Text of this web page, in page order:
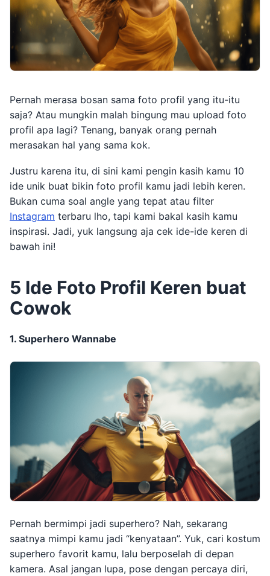
Pernah merasa bosan sama foto profil yang itu-itu
saja? Atau mungkin malah bingung mau upload foto
profil apa lagi? Tenang, banyak orang pernah
merasakan hal yang sama kok.
Justru karena itu, di sini kami pengin kasih kamu 10
ide unik buat bikin foto profil kamu jadi lebih keren.
Bukan cuma soal angle yang tepat atau filter
Instagram terbaru lho, tapi kami bakal kasih kamu
inspirasi. Jadi, yuk langsung aja cek ide-ide keren di
bawah ini!
5 Ide Foto Profil Keren buat
Cowok
1. Superhero Wannabe
Pernah bermimpi jadi superhero? Nah, sekarang
saatnya mimpi kamu jadi “kenyataan”. Yuk, cari kostum
superhero favorit kamu, lalu berposelah di depan
kamera. Asal jangan lupa, pose dengan percaya diri,